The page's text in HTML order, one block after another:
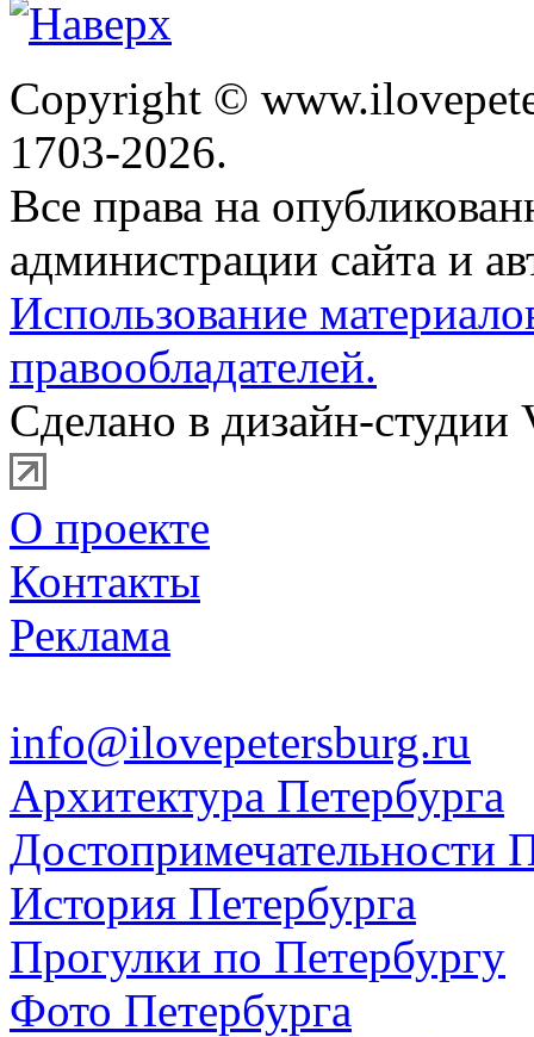
Copyright ©
1703-2026.
Все права на
администрации сайта и
Использование
правообладателей.
Сделано в дизайн-студии
О проекте
Контакты
Реклама
info@ilovepetersburg.ru
Архитектура Петербурга
Достопримечательности
История Петербурга
Прогулки по Петербургу
Фото Петербурга